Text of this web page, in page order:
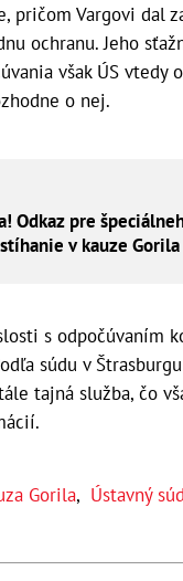
pričom Vargovi dal
ochranu. Jeho
však ÚS vtedy
o nej.
Odkaz pre
v kauze
s odpočúvaním
súdu v
tajná služba, čo
Gorila, Ústavný